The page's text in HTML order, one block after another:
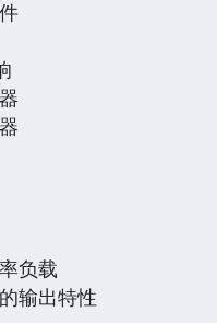
负载
出特性